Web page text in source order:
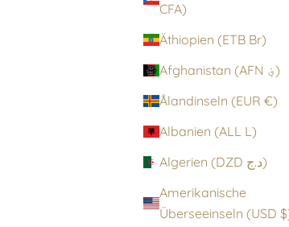
CFA)
Äthiopien (ETB Br)
Afghanistan (AFN ؋)
Ålandinseln (EUR €)
Albanien (ALL L)
Algerien (DZD د.ج)
Amerikanische